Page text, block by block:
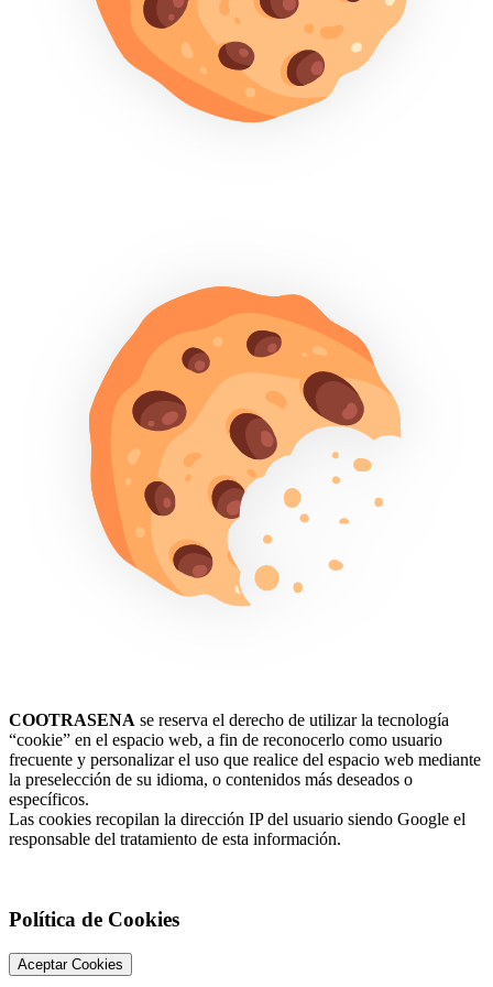
COOTRASENA se reserva el derecho de utilizar la tecnología
“cookie” en el espacio web, a fin de reconocerlo como usuario
frecuente y personalizar el uso que realice del espacio web mediante
la preselección de su idioma, o contenidos más deseados o
específicos.
Las cookies recopilan la dirección IP del usuario siendo Google el
responsable del tratamiento de esta información.
Política de Cookies
Aceptar Cookies